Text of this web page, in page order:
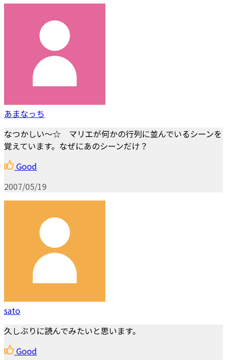
あまなっち
なつかしい～☆ マリエが何かの行列に並んでいるシーンを
覚えています。なぜにあのシーンだけ？
Good
2007/05/19
sato
久しぶりに読んでみたいと思います。
Good